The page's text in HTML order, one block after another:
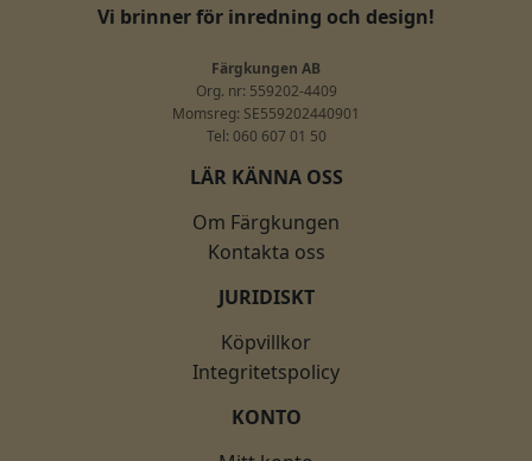
Vi brinner för inredning och design!
Färgkungen AB
Org. nr: 559202-4409
Momsreg: SE559202440901
Tel: 060 607 01 50
LÄR KÄNNA OSS
Om Färgkungen
Kontakta oss
JURIDISKT
Köpvillkor
Integritetspolicy
KONTO